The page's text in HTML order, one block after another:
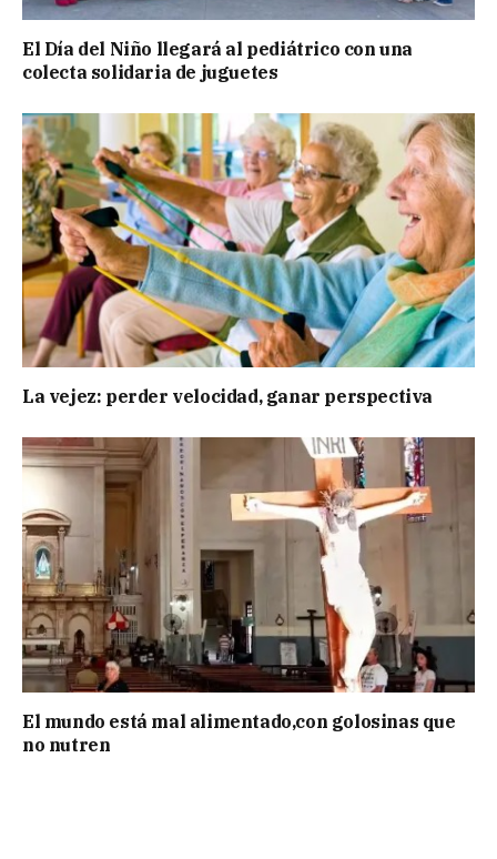
El Día del Niño llegará al pediátrico con una
colecta solidaria de juguetes
La vejez: perder velocidad, ganar perspectiva
El mundo está mal alimentado,con golosinas que
no nutren